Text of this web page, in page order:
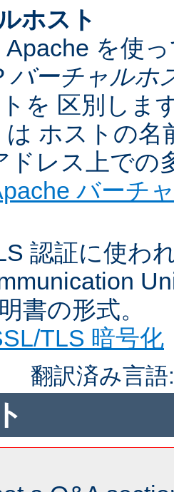
ホスト
Apache を使
バーチャルホ
を 区別しま
は ホストの名
ドレス上で
バーチ
認証に使わ
書の形式。
TLS 暗号化
翻訳済み言